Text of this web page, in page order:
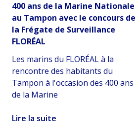
400 ans de la Marine Nationale
au Tampon avec le concours de
la Frégate de Surveillance
FLORÉAL
Les marins du FLORÉAL à la
rencontre des habitants du
Tampon à l'occasion des 400 ans
de la Marine
Lire la suite